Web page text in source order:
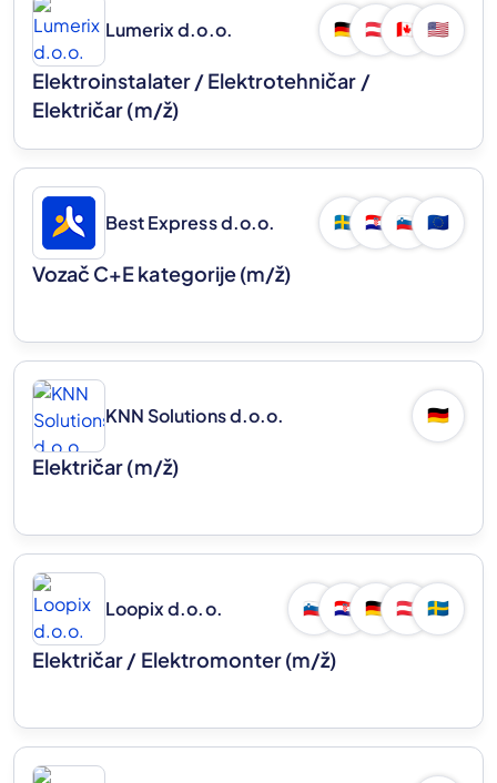
Lumerix d.o.o. 🇩🇪 🇦🇹 🇨🇦 🇺🇸
Elektroinstalater / Elektrotehničar /
Električar(m/ž)
Best Express d.o.o. 🇸🇪 🇭🇷 🇸🇮 🇪🇺
Vozač C+E kategorije(m/ž)
KNN Solutions d.o.o. 🇩🇪
Električar(m/ž)
Loopix d.o.o. 🇸🇮 🇭🇷 🇩🇪 🇦🇹 🇸🇪
Električar / Elektromonter(m/ž)